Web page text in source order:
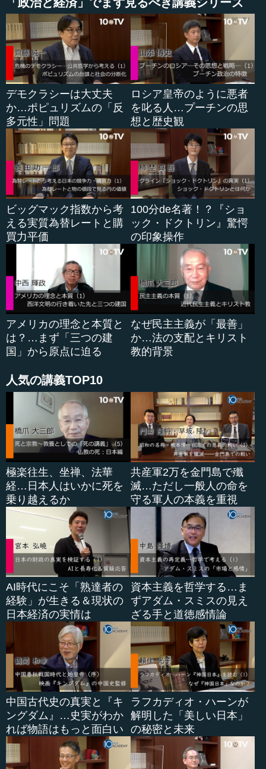
デモクラシーは大丈夫
か…ポピュリズムの「反
多元性」問題
ロシア皇帝のように悪者
を叱る人…プーチンの思
想と歴史観
ビッグマック指数から考
える実質為替レートと購
買力平価
100分de名著！？『ショ
ック・ドクトリン』驚愕
の印象操作
アメリカの理念と本質と
は？…まず「三つの建
国」から原点に迫る
なぜ民主主義が「最善」
か…法の支配とキリスト
教的背景
人気の講義TOP10
極楽往生、坐禅、法華
経…日本人はいかに死を
乗り越えるか
共産軍2万を金門島で殲
滅…ただし一般人の命を
守る軍人の本義を重視
AI時代にこそ「熟達者の
経験」が生きる＆現状の
日本経済の実情は
資本主義を哲学する…ま
ずアダム・スミスの見え
ざる手と道徳感情論
中国古代史の真実と『キ
ングダム』…史実がわか
れば物語はもっと面白い
ラフカディオ・ハーンが
解明した「美しい日本」
の秘密と未来